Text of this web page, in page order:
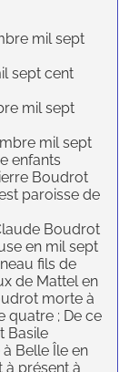
mil sept
sept cent
mil sept
mil sept
enfants
Boudrot
paroisse de
Boudrot
en mil sept
fils de
de Mattel en
morte à
quatre ; De ce
Basile
Belle Île en
à présent à